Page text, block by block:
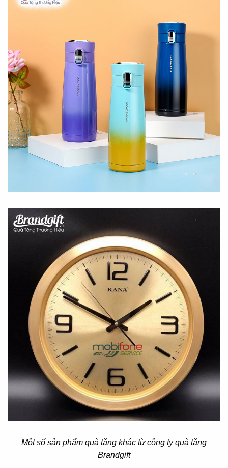
Một số sản phẩm quà tặng khác từ công ty quà tặng
Brandgift